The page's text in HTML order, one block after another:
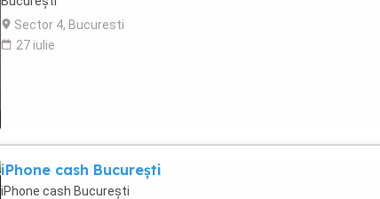
Sector 4, Bucuresti
27 iulie
iPhone cash București
iPhone cash București